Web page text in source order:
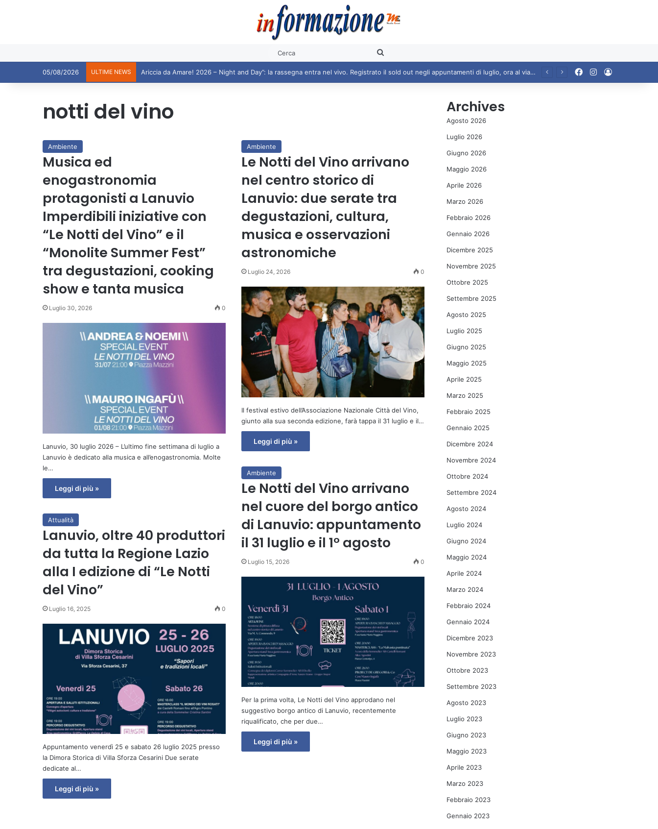
05/08/2026 ULTIME NEWS Ariccia da Amare! 2026 – Night and Day”: la rassegna entra nel vivo. Registrato il sold out negli appuntamenti di luglio, ora al via la programmazione fino a novembre FacebookInstagram
notti del vino
Ambiente
Musica ed
enogastronomia
protagonisti a Lanuvio
Imperdibili iniziative con
“Le Notti del Vino” e il
“Monolite Summer Fest”
tra degustazioni, cooking
show e tanta musica
Luglio 30, 2026 0
Lanuvio, 30 luglio 2026 – L’ultimo fine settimana di luglio a
Lanuvio è dedicato alla musica e all’enogastronomia. Molte
le…
Leggi di più »
Ambiente
Le Notti del Vino arrivano
nel centro storico di
Lanuvio: due serate tra
degustazioni, cultura,
musica e osservazioni
astronomiche
Luglio 24, 2026 0
Il festival estivo dell’Associazione Nazionale Città del Vino,
giunto alla sua seconda edizione, farà tappa il 31 luglio e il…
Leggi di più »
Ambiente
Le Notti del Vino arrivano
nel cuore del borgo antico
di Lanuvio: appuntamento
il 31 luglio e il 1° agosto
Luglio 15, 2026 0
Per la prima volta, Le Notti del Vino approdano nel
suggestivo borgo antico di Lanuvio, recentemente
riqualificato, che per due…
Leggi di più »
Attualità
Lanuvio, oltre 40 produttori
da tutta la Regione Lazio
alla I edizione di “Le Notti
del Vino”
Luglio 16, 2025 0
Appuntamento venerdì 25 e sabato 26 luglio 2025 presso
la Dimora Storica di Villa Sforza Cesarini Due serate
dedicate al…
Leggi di più »
Archives
Agosto 2026
Luglio 2026
Giugno 2026
Maggio 2026
Aprile 2026
Marzo 2026
Febbraio 2026
Gennaio 2026
Dicembre 2025
Novembre 2025
Ottobre 2025
Settembre 2025
Agosto 2025
Luglio 2025
Giugno 2025
Maggio 2025
Aprile 2025
Marzo 2025
Febbraio 2025
Gennaio 2025
Dicembre 2024
Novembre 2024
Ottobre 2024
Settembre 2024
Agosto 2024
Luglio 2024
Giugno 2024
Maggio 2024
Aprile 2024
Marzo 2024
Febbraio 2024
Gennaio 2024
Dicembre 2023
Novembre 2023
Ottobre 2023
Settembre 2023
Agosto 2023
Luglio 2023
Giugno 2023
Maggio 2023
Aprile 2023
Marzo 2023
Febbraio 2023
Gennaio 2023